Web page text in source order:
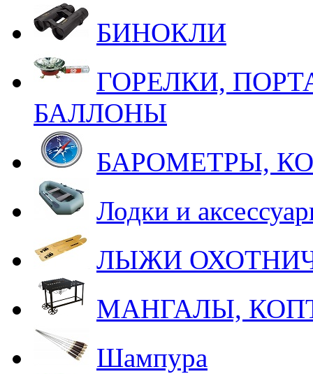
БИНОКЛИ
ГОРЕЛКИ,
БАЛЛОНЫ
БАРОМЕТРЫ,
Лодки и
ЛЫЖИ
МАНГАЛЫ,
Шампура